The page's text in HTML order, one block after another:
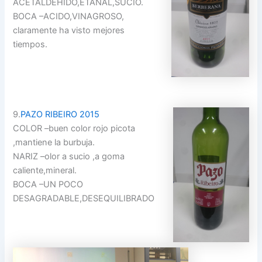
ACETALDEHIDO,ETANAL,SUCIO.
BOCA –ACIDO,VINAGROSO,
claramente ha visto mejores
tiempos.
9.PAZO RIBEIRO 2015
COLOR –buen color rojo picota
,mantiene la burbuja.
NARIZ –olor a sucio ,a goma
caliente,mineral.
BOCA –UN POCO
DESAGRADABLE,DESEQUILIBRADO